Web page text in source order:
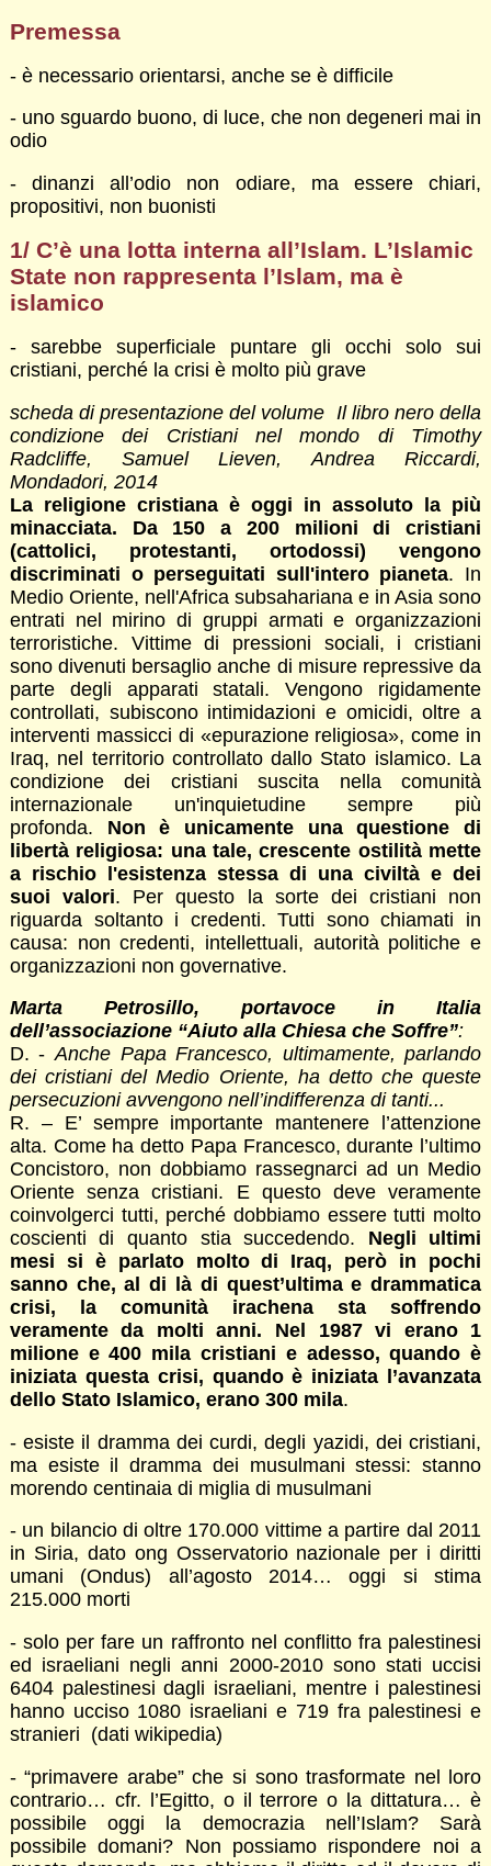
Premessa
- è necessario orientarsi, anche se è difficile
- uno sguardo buono, di luce, che non degeneri mai in
odio
- dinanzi all’odio non odiare, ma essere chiari,
propositivi, non buonisti
1/ C’è una lotta interna all’Islam. L’Islamic
State non rappresenta l’Islam, ma è
islamico
- sarebbe superficiale puntare gli occhi solo sui
cristiani, perché la crisi è molto più grave
scheda di presentazione del volume Il libro nero della
condizione dei Cristiani nel mondo di Timothy
Radcliffe, Samuel Lieven, Andrea Riccardi,
Mondadori, 2014
La religione cristiana è oggi in assoluto la più
minacciata. Da 150 a 200 milioni di cristiani
(cattolici, protestanti, ortodossi) vengono
discriminati o perseguitati sull'intero pianeta. In
Medio Oriente, nell'Africa subsahariana e in Asia sono
entrati nel mirino di gruppi armati e organizzazioni
terroristiche. Vittime di pressioni sociali, i cristiani
sono divenuti bersaglio anche di misure repressive da
parte degli apparati statali. Vengono rigidamente
controllati, subiscono intimidazioni e omicidi, oltre a
interventi massicci di «epurazione religiosa», come in
Iraq, nel territorio controllato dallo Stato islamico. La
condizione dei cristiani suscita nella comunità
internazionale un'inquietudine sempre più
profonda. Non è unicamente una questione di
libertà religiosa: una tale, crescente ostilità mette
a rischio l'esistenza stessa di una civiltà e dei
suoi valori. Per questo la sorte dei cristiani non
riguarda soltanto i credenti. Tutti sono chiamati in
causa: non credenti, intellettuali, autorità politiche e
organizzazioni non governative.
Marta Petrosillo, portavoce in Italia
dell’associazione “Aiuto alla Chiesa che Soffre”:
D. -Anche Papa Francesco, ultimamente, parlando
dei cristiani del Medio Oriente, ha detto che queste
persecuzioni avvengono nell’indifferenza di tanti...
R. – E’ sempre importante mantenere l’attenzione
alta. Come ha detto Papa Francesco, durante l’ultimo
Concistoro, non dobbiamo rassegnarci ad un Medio
Oriente senza cristiani. E questo deve veramente
coinvolgerci tutti, perché dobbiamo essere tutti molto
coscienti di quanto stia succedendo. Negli ultimi
mesi si è parlato molto di Iraq, però in pochi
sanno che, al di là di quest’ultima e drammatica
crisi, la comunità irachena sta soffrendo
veramente da molti anni. Nel 1987 vi erano 1
milione e 400 mila cristiani e adesso, quando è
iniziata questa crisi, quando è iniziata l’avanzata
dello Stato Islamico, erano 300 mila.
- esiste il dramma dei curdi, degli yazidi, dei cristiani,
ma esiste il dramma dei musulmani stessi: stanno
morendo centinaia di miglia di musulmani
- un bilancio di oltre 170.000 vittime a partire dal 2011
in Siria, dato ong Osservatorio nazionale per i diritti
umani (Ondus) all’agosto 2014… oggi si stima
215.000 morti
- solo per fare un raffronto nel conflitto fra palestinesi
ed israeliani negli anni 2000-2010 sono stati uccisi
6404 palestinesi dagli israeliani, mentre i palestinesi
hanno ucciso 1080 israeliani e 719 fra palestinesi e
stranieri (dati wikipedia)
- “primavere arabe” che si sono trasformate nel loro
contrario… cfr. l’Egitto, o il terrore o la dittatura… è
possibile oggi la democrazia nell’Islam? Sarà
possibile domani? Non possiamo rispondere noi a